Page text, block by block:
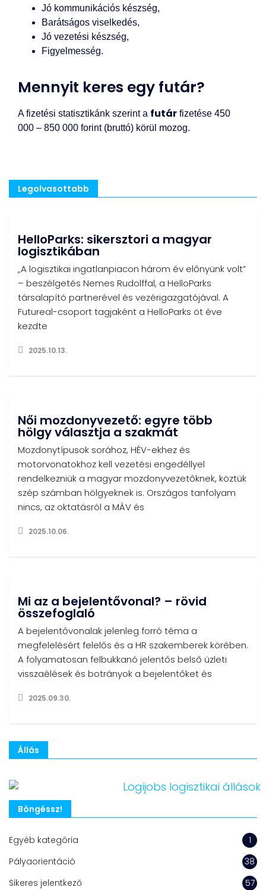
Jó kommunikációs készség,
Barátságos viselkedés,
Jó vezetési készség,
Figyelmesség.
Mennyit keres egy futár?
A fizetési statisztikánk szerint a futár fizetése 450
000 – 850 000 forint (bruttó) körül mozog.
Legolvasottabb
HelloParks: sikersztori a magyar
logisztikában
„A logisztikai ingatlanpiacon három év előnyünk volt”
– beszélgetés Nemes Rudolffal, a HelloParks
társalapító partnerével és vezérigazgatójával. A
Futureal-csoport tagjaként a HelloParks öt éve
kezdte
2025.10.13.
Női mozdonyvezető: egyre több
hölgy választja a szakmát
Mozdonytípusok sorához, HÉV-ekhez és
motorvonatokhoz kell vezetési engedéllyel
rendelkezniük a magyar mozdonyvezetőknek, köztük
szép számban hölgyeknek is. Országos tanfolyam
nincs, az oktatásról a MÁV és
2025.10.06.
Mi az a bejelentővonal? – rövid
összefoglaló
A bejelentővonalak jelenleg forró téma a
megfelelésért felelős és a HR szakemberek körében.
A folyamatosan felbukkanó jelentős belső üzleti
visszaélések és botrányok a bejelentőket és
2025.09.30.
Állás
Böngéssz!
Egyéb kategória
1
Pályaorientáció
38
Sikeres jelentkező
57